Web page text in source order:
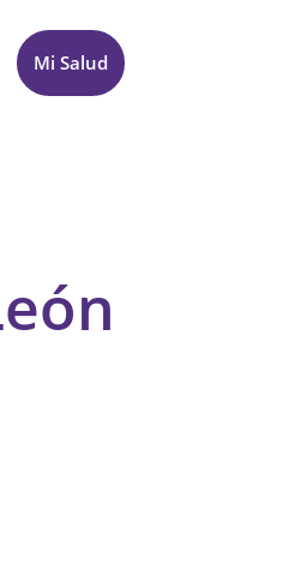
Mi Salud